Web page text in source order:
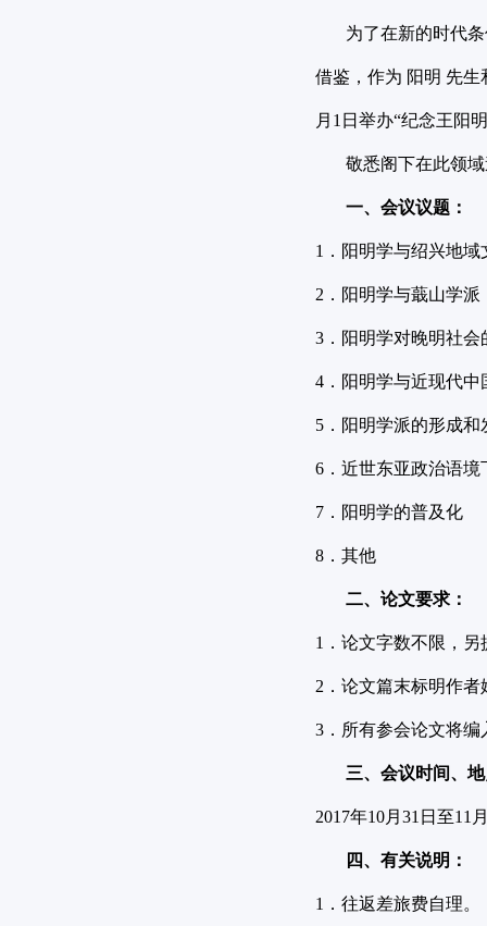
为了在新的时代条
借鉴，作为 阳明 先生
月1日举办“纪念王阳
敬悉阁下在此领域
一、会议议题：
1．阳明学与绍兴地域
2．阳明学与蕺山学派
3．阳明学对晚明社会
4．阳明学与近现代中
5．阳明学派的形成和
6．近世东亚政治语境
7．阳明学的普及化
8．其他
二、论文要求：
1．论文字数不限，
2．论文篇末标明作
3．所有参会论文将
三、会议时间、
2017年10月31日至11
四、有关说明：
1．往返差旅费自理。